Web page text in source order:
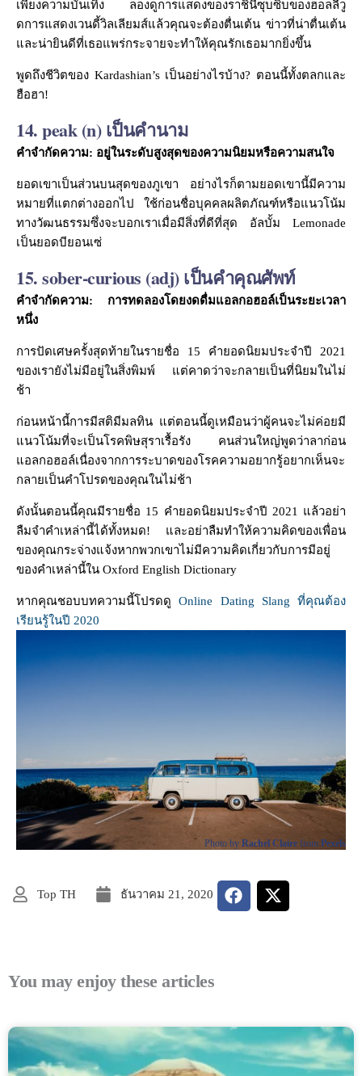
เพียงความบันเทิง ลองดูการแสดงของราชินีซุบซิบของฮอลลีวู
ดการแสดงเวนดี้วิลเลียมส์แล้วคุณจะต้องตื่นเต้น ข่าวที่น่าตื่นเต้น
และน่ายินดีที่เธอแพร่กระจายจะทำให้คุณรักเธอมากยิ่งขึ้น
พูดถึงชีวิตของ Kardashian’s เป็นอย่างไรบ้าง? ตอนนี้ทั้งตลกและ
ฮือฮา!
14. peak (n) เป็นคำนาม
คำจำกัดความ: อยู่ในระดับสูงสุดของความนิยมหรือความสนใจ
ยอดเขาเป็นส่วนบนสุดของภูเขา อย่างไรก็ตามยอดเขานี้มีความ
หมายที่แตกต่างออกไป ใช้ก่อนชื่อบุคคลผลิตภัณฑ์หรือแนวโน้ม
ทางวัฒนธรรมซึ่งจะบอกเราเมื่อมีสิ่งที่ดีที่สุด อัลบั้ม Lemonade
เป็นยอดบียอนเซ่
15. sober-curious (adj) เป็นคำคุณศัพท์
คำจำกัดความ: การทดลองโดยงดดื่มแอลกอฮอล์เป็นระยะเวลา
หนึ่ง
การปัดเศษครั้งสุดท้ายในรายชื่อ 15 คำยอดนิยมประจำปี 2021
ของเรายังไม่มีอยู่ในสิ่งพิมพ์ แต่คาดว่าจะกลายเป็นที่นิยมในไม่
ช้า
ก่อนหน้านี้การมีสติมีมลทิน แต่ตอนนี้ดูเหมือนว่าผู้คนจะไม่ค่อยมี
แนวโน้มที่จะเป็นโรคพิษสุราเรื้อรัง คนส่วนใหญ่พูดว่าลาก่อน
แอลกอฮอล์เนื่องจากการระบาดของโรคความอยากรู้อยากเห็นจะ
กลายเป็นคำโปรดของคุณในไม่ช้า
ดังนั้นตอนนี้คุณมีรายชื่อ 15 คำยอดนิยมประจำปี 2021 แล้วอย่า
ลืมจำคำเหล่านี้ได้ทั้งหมด! และอย่าลืมทำให้ความคิดของเพื่อน
ของคุณกระจ่างแจ้งหากพวกเขาไม่มีความคิดเกี่ยวกับการมีอยู่
ของคำเหล่านี้ใน Oxford English Dictionary
หากคุณชอบบทความนี้โปรดดูOnline Dating Slang ที่คุณต้อง
เรียนรู้ในปี 2020
Photo by Rachel Claire from Pexels
Top TH ธันวาคม 21, 2020
You may enjoy these articles